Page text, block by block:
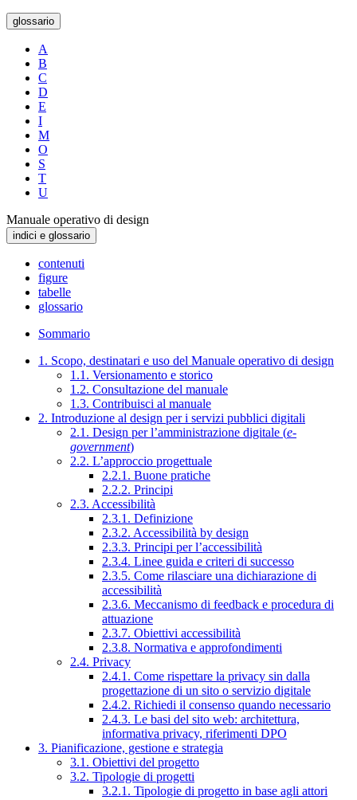
glossario
A
B
C
D
E
I
M
O
S
T
U
Manuale operativo di design
indici e glossario
contenuti
figure
tabelle
glossario
Sommario
1. Scopo, destinatari e uso del Manuale operativo di design
1.1. Versionamento e storico
1.2. Consultazione del manuale
1.3. Contribuisci al manuale
2. Introduzione al design per i servizi pubblici digitali
2.1. Design per l’amministrazione digitale (e-
government)
2.2. L’approccio progettuale
2.2.1. Buone pratiche
2.2.2. Principi
2.3. Accessibilità
2.3.1. Definizione
2.3.2. Accessibilità by design
2.3.3. Principi per l’accessibilità
2.3.4. Linee guida e criteri di successo
2.3.5. Come rilasciare una dichiarazione di
accessibilità
2.3.6. Meccanismo di feedback e procedura di
attuazione
2.3.7. Obiettivi accessibilità
2.3.8. Normativa e approfondimenti
2.4. Privacy
2.4.1. Come rispettare la privacy sin dalla
progettazione di un sito o servizio digitale
2.4.2. Richiedi il consenso quando necessario
2.4.3. Le basi del sito web: architettura,
informativa privacy, riferimenti DPO
3. Pianificazione, gestione e strategia
3.1. Obiettivi del progetto
3.2. Tipologie di progetti
3.2.1. Tipologie di progetto in base agli attori